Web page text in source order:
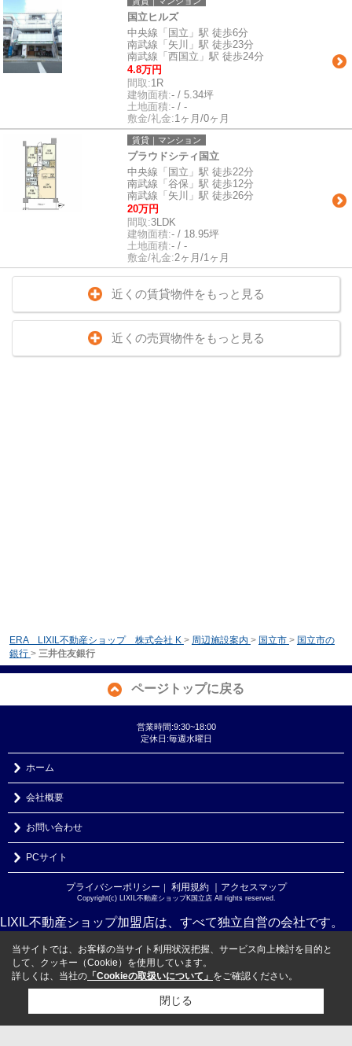
国立ヒルズ
中央線「国立」駅 徒歩6分
南武線「矢川」駅 徒歩23分
南武線「西国立」駅 徒歩24分
4.8万円
間取:1R
建物面積:- / 5.34坪
土地面積:- / -
敷金/礼金:1ヶ月/0ヶ月
賃貸｜マンション
プラウドシティ国立
中央線「国立」駅 徒歩22分
南武線「谷保」駅 徒歩12分
南武線「矢川」駅 徒歩26分
20万円
間取:3LDK
建物面積:- / 18.95坪
土地面積:- / -
敷金/礼金:2ヶ月/1ヶ月
近くの賃貸物件をもっと見る
近くの売買物件をもっと見る
ERA LIXIL不動産ショップ 株式会社 K > 周辺施設案内 > 国立市 > 国立市の
銀行 > 三井住友銀行
ページトップに戻る
営業時間:9:30~18:00
定休日:毎週水曜日
ホーム
会社概要
お問い合わせ
PCサイト
プライバシーポリシー ｜ 利用規約 ｜アクセスマップ
Copyright(c) LIXIL不動産ショップK国立店 All rights reserved.
LIXIL不動産ショップ加盟店は、すべて独立自営の会社です。
当サイトでは、お客様の当サイト利用状況把握、サービス向上検討を目的と
して、クッキー（Cookie）を使用しています。
詳しくは、当社の 「Cookieの取扱いについて」 をご確認ください。
閉じる